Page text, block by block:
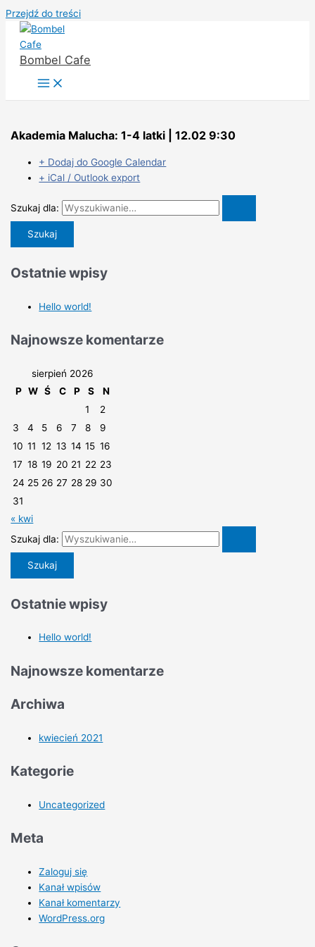
Przejdź do treści
Bombel Cafe
Akademia Malucha: 1-4 latki | 12.02 9:30
+ Dodaj do Google Calendar
+ iCal / Outlook export
Szukaj dla:
Ostatnie wpisy
Hello world!
Najnowsze komentarze
sierpień 2026
P W Ś C P S
N
1
2
3
4 5 6 7 8
9
10 11 12 13 14 15 16
17 18 19 20 21 22 23
24 25 26 27 28 29 30
31
« kwi
Szukaj dla:
Ostatnie wpisy
Hello world!
Najnowsze komentarze
Archiwa
kwiecień 2021
Kategorie
Uncategorized
Meta
Zaloguj się
Kanał wpisów
Kanał komentarzy
WordPress.org